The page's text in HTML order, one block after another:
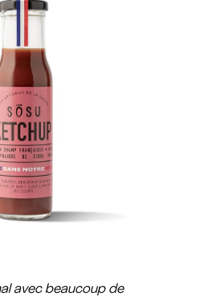
avec beaucoup de